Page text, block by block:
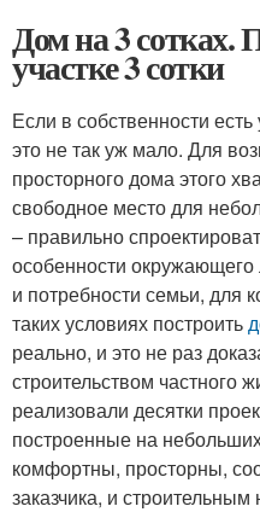
Дом на 3 сотках.
участке 3 сотки
Если в собственности
это не так уж мало. Для
просторного дома этого
свободное место для
– правильно
особенности
и потребности семьи, для
таких условиях построить
реально, и это не раз
строительством частного
реализовали десятки
построенные на
комфортны, просторны,
заказчика, и